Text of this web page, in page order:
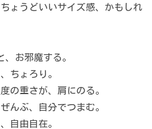
ょうどいいサイズ感、かもしれ
お邪魔する。
ちょろり。
の重さが、肩にのる。
んぶ、自分でつまむ。
自由自在。